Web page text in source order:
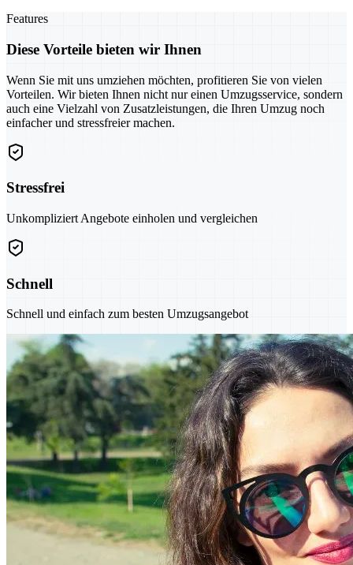
Features
Diese Vorteile bieten wir Ihnen
Wenn Sie mit uns umziehen möchten, profitieren Sie von vielen
Vorteilen. Wir bieten Ihnen nicht nur einen Umzugsservice, sondern
auch eine Vielzahl von Zusatzleistungen, die Ihren Umzug noch
einfacher und stressfreier machen.
Stressfrei
Unkompliziert Angebote einholen und vergleichen
Schnell
Schnell und einfach zum besten Umzugsangebot